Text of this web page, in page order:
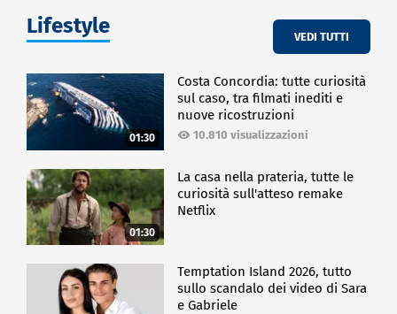
Lifestyle VEDI TUTTI
01:30
Costa Concordia: tutte curiosità
sul caso, tra filmati inediti e
nuove ricostruzioni
10.810 visualizzazioni
01:30
La casa nella prateria, tutte le
curiosità sull'atteso remake
Netflix
Temptation Island 2026, tutto
sullo scandalo dei video di Sara
e Gabriele